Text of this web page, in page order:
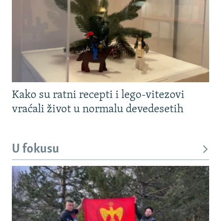
Kako su ratni recepti i lego-vitezovi
vraćali život u normalu devedesetih
U fokusu